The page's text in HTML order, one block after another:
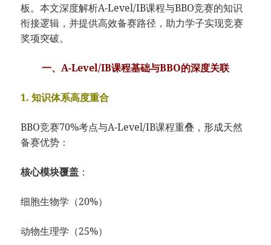
板。本文深度解析A-Level/IB课程与BBO竞赛的知识
衔接逻辑，并提供高效备赛路径，助力学子实现竞赛
奖项突破。
​一、A-Level/IB课程基础与BBO的深度关联​
​1. 知识体系高度重合​
BBO竞赛70%考点与A-Level/IB课程重叠，形成天然
备赛优势：
​核心模块覆盖​ ​：
细胞生物学（20%）
动物生理学（25%）